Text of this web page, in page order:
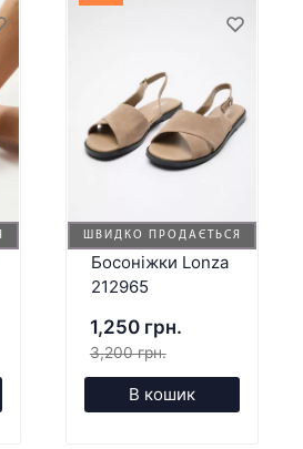
ШВИДКО ПРОДАЄТЬСЯ
Босоніжки Lonza
212965
1,250 грн.
3,200 грн.
В кошик